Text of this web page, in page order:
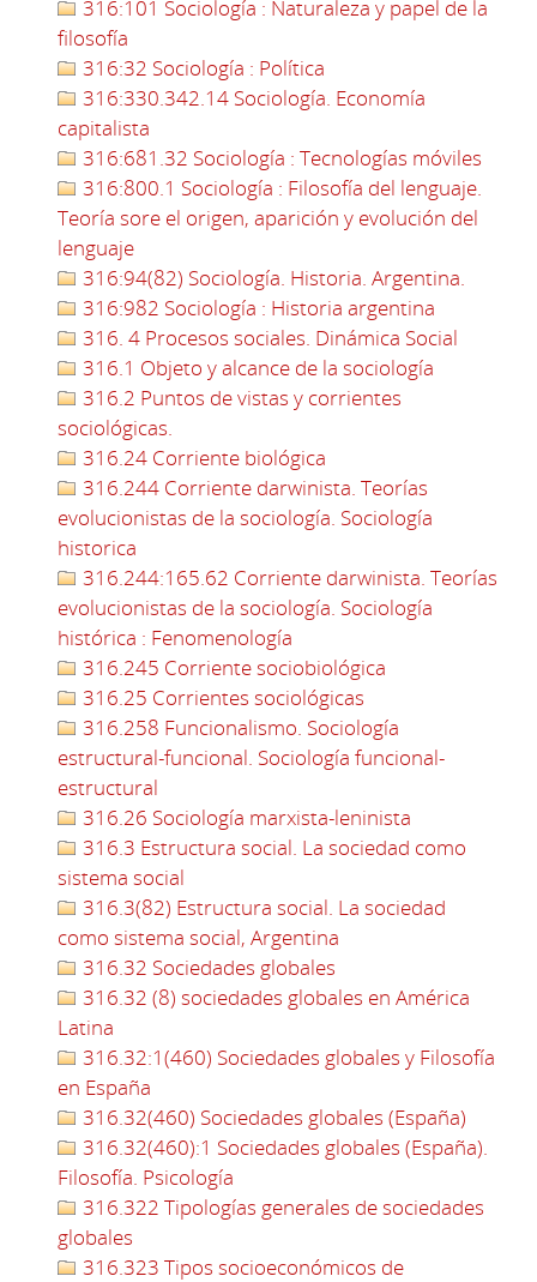
316:101 Sociología : Naturaleza y papel de la
filosofía
316:32 Sociología : Política
316:330.342.14 Sociología. Economía
capitalista
316:681.32 Sociología : Tecnologías móviles
316:800.1 Sociología : Filosofía del lenguaje.
Teoría sore el origen, aparición y evolución del
lenguaje
316:94(82) Sociología. Historia. Argentina.
316:982 Sociología : Historia argentina
316. 4 Procesos sociales. Dinámica Social
316.1 Objeto y alcance de la sociología
316.2 Puntos de vistas y corrientes
sociológicas.
316.24 Corriente biológica
316.244 Corriente darwinista. Teorías
evolucionistas de la sociología. Sociología
historica
316.244:165.62 Corriente darwinista. Teorías
evolucionistas de la sociología. Sociología
histórica : Fenomenología
316.245 Corriente sociobiológica
316.25 Corrientes sociológicas
316.258 Funcionalismo. Sociología
estructural-funcional. Sociología funcional-
estructural
316.26 Sociología marxista-leninista
316.3 Estructura social. La sociedad como
sistema social
316.3(82) Estructura social. La sociedad
como sistema social, Argentina
316.32 Sociedades globales
316.32 (8) sociedades globales en América
Latina
316.32:1(460) Sociedades globales y Filosofía
en España
316.32(460) Sociedades globales (España)
316.32(460):1 Sociedades globales (España).
Filosofía. Psicología
316.322 Tipologías generales de sociedades
globales
316.323 Tipos socioeconómicos de